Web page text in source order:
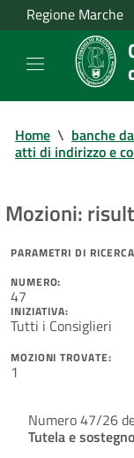
Regione Marche
Home \ banche
atti di indirizzo e
Mozioni:
PARAMETRI DI
NUMERO:
47
INIZIATIVA:
Tutti i Consiglieri
MOZIONI TROVATE:
1
Numero 47/26
Tutela e